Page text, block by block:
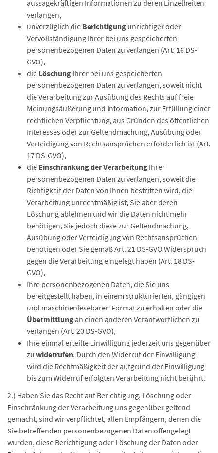
aussagekräftigen Informationen zu deren Einzelheiten
verlangen,
unverzüglich die Berichtigung unrichtiger oder
Vervollständigung Ihrer bei uns gespeicherten
personenbezogenen Daten zu verlangen (Art. 16 DS-
GVO),
die Löschung Ihrer bei uns gespeicherten
personenbezogenen Daten zu verlangen, soweit nicht
die Verarbeitung zur Ausübung des Rechts auf freie
Meinungsäußerung und Information, zur Erfüllung einer
rechtlichen Verpflichtung, aus Gründen des öffentlichen
Interesses oder zur Geltendmachung, Ausübung oder
Verteidigung von Rechtsansprüchen erforderlich ist (Art.
17 DS-GVO),
die Einschränkung der Verarbeitung Ihrer
personenbezogenen Daten zu verlangen, soweit die
Richtigkeit der Daten von Ihnen bestritten wird, die
Verarbeitung unrechtmäßig ist, Sie aber deren
Löschung ablehnen und wir die Daten nicht mehr
benötigen, Sie jedoch diese zur Geltendmachung,
Ausübung oder Verteidigung von Rechtsansprüchen
benötigen oder Sie gemäß Art. 21 DS-GVO Widerspruch
gegen die Verarbeitung eingelegt haben (Art. 18 DS-
GVO),
Ihre personenbezogenen Daten, die Sie uns
bereitgestellt haben, in einem strukturierten, gängigen
und maschinenlesebaren Format zu erhalten oder die
Übermittlung an einen anderen Verantwortlichen zu
verlangen (Art. 20 DS-GVO),
Ihre einmal erteilte Einwilligung jederzeit uns gegenüber
zu widerrufen. Durch den Widerruf der Einwilligung
wird die Rechtmäßigkeit der aufgrund der Einwilligung
bis zum Widerruf erfolgten Verarbeitung nicht berührt.
2.) Haben Sie das Recht auf Berichtigung, Löschung oder
Einschränkung der Verarbeitung uns gegenüber geltend
gemacht, sind wir verpflichtet, allen Empfängern, denen die
Sie betreffenden personenbezogenen Daten offengelegt
wurden, diese Berichtigung oder Löschung der Daten oder